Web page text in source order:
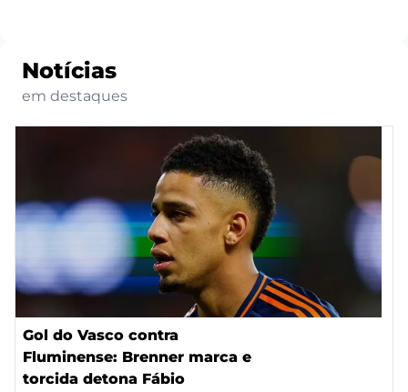
Notícias
em destaques
Gol do Vasco contra
Fluminense: Brenner marca e
torcida detona Fábio